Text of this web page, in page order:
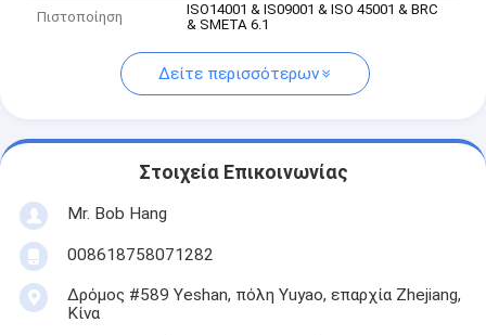
Πιστοποίηση
ISO14001 & IS09001 & ISO 45001 & BRC
& SMETA 6.1
Δείτε περισσότερων
Στοιχεία Επικοινωνίας
Mr. Bob Hang
008618758071282
Δρόμος #589 Yeshan, πόλη Yuyao, επαρχία Zhejiang,
Κίνα